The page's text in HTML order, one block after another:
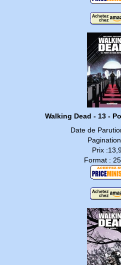
Walking Dead - 13 -
Date de
Prix
Format :